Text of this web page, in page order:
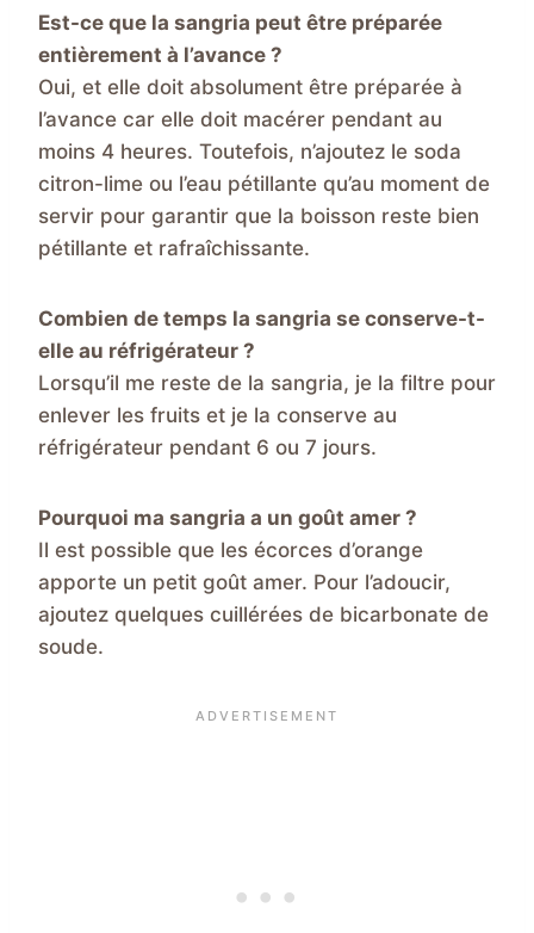
Est-ce que la sangria peut être préparée
entièrement à l’avance ?
Oui, et elle doit absolument être préparée à
l’avance car elle doit macérer pendant au
moins 4 heures. Toutefois, n’ajoutez le soda
citron-lime ou l’eau pétillante qu’au moment de
servir pour garantir que la boisson reste bien
pétillante et rafraîchissante.
Combien de temps la sangria se conserve-t-
elle au réfrigérateur ?
Lorsqu’il me reste de la sangria, je la filtre pour
enlever les fruits et je la conserve au
réfrigérateur pendant 6 ou 7 jours.
Pourquoi ma sangria a un goût amer ?
Il est possible que les écorces d’orange
apporte un petit goût amer. Pour l’adoucir,
ajoutez quelques cuillérées de bicarbonate de
soude.